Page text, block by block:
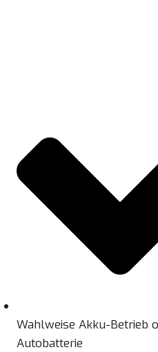
Wahlweise Akku-Betrieb
Autobatterie